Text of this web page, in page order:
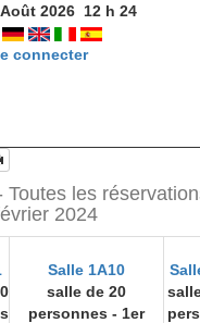
2026 12h 24
connecter
Toutes les
2024
Salle 1A10
salle de 20
personnes - 1er